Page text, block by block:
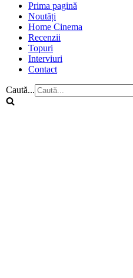
Prima pagină
Noutăți
Home Cinema
Recenzii
Topuri
Interviuri
Contact
Caută...